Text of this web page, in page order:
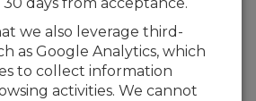
formulario y contactaremos
obligatorio.
tipo de consulta:
we also leverage third-
as Google Analytics, which
to collect information
activities. We cannot